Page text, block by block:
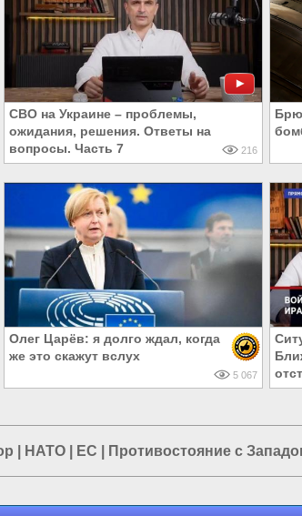
СВО на Украине – проблемы,
ожидания, решения. Ответы на
вопросы. Часть 7
216
Олег Царёв: я долго ждал, когда
же это скажут вслух
5 067
НАТО ЕС Противостояние с